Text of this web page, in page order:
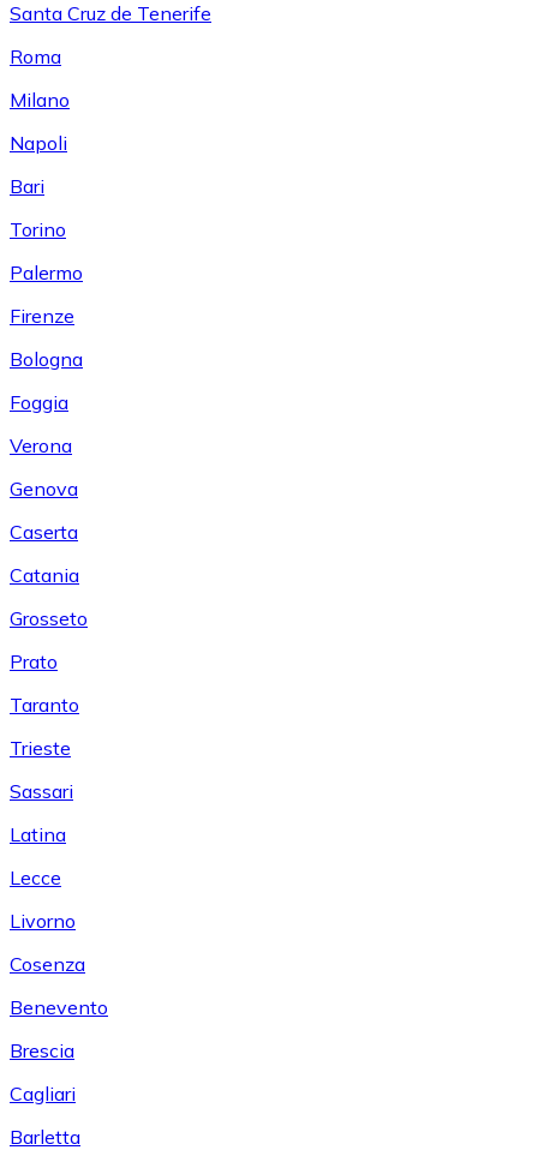
Santa Cruz de Tenerife
Roma
Milano
Napoli
Bari
Torino
Palermo
Firenze
Bologna
Foggia
Verona
Genova
Caserta
Catania
Grosseto
Prato
Taranto
Trieste
Sassari
Latina
Lecce
Livorno
Cosenza
Benevento
Brescia
Cagliari
Barletta